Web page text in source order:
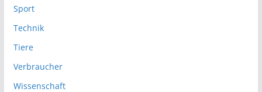
Sport
Technik
Tiere
Verbraucher
Wissenschaft